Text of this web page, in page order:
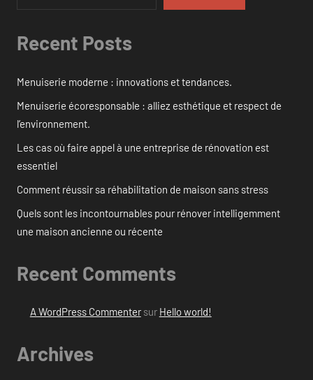
Recent Posts
Menuiserie moderne : innovations et tendances.
Menuiserie écoresponsable : alliez esthétique et respect de
l’environnement.
Les cas où faire appel à une entreprise de rénovation est
essentiel
Comment réussir sa réhabilitation de maison sans stress
Quels sont les incontournables pour rénover intelligemment
une maison ancienne ou récente
Recent Comments
A WordPress Commentersur Hello world!
Archives